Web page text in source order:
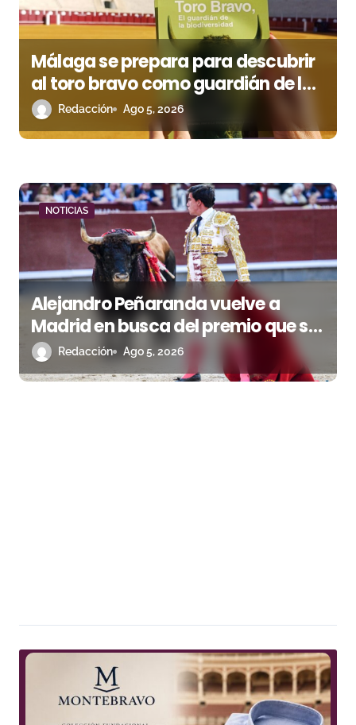
Málaga se prepara para descubrir
al toro bravo como guardián de la
biodiversidad
Redacción Ago 5, 2026
NOTICIAS
Alejandro Peñaranda vuelve a
Madrid en busca del premio que se
le escapó en junio
Redacción Ago 5, 2026